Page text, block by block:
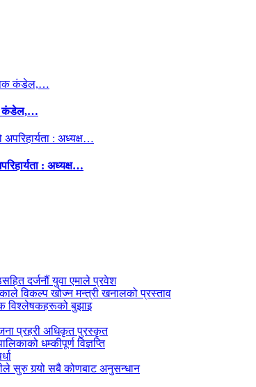
कंडेल,…
: अध्यक्ष…
दर्जनौं युवा एमाले प्रवेश
विकल्प खोज्न मन्त्री खनालको प्रस्ताव
विश्लेषकहरूको बुझाइ
जना प्रहरी अधिकृत पुरस्कृत
धम्कीपूर्ण विज्ञप्ति
सुरु गर्‍यो सबै कोणबाट अनुसन्धान